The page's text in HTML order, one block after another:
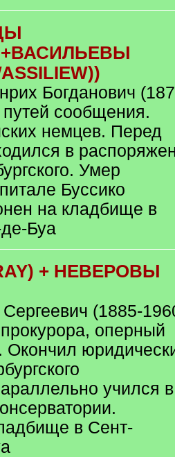
Богданович
сообщения.
немцев. Перед
в
Умер
Буссико
на кладбище в
Буа
+ НЕВЕРОВЫ
(1885-
оперный
Окончил
учился в
в Сент-